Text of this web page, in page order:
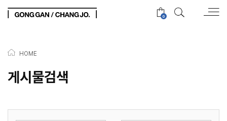
0
HOME
게시물검색